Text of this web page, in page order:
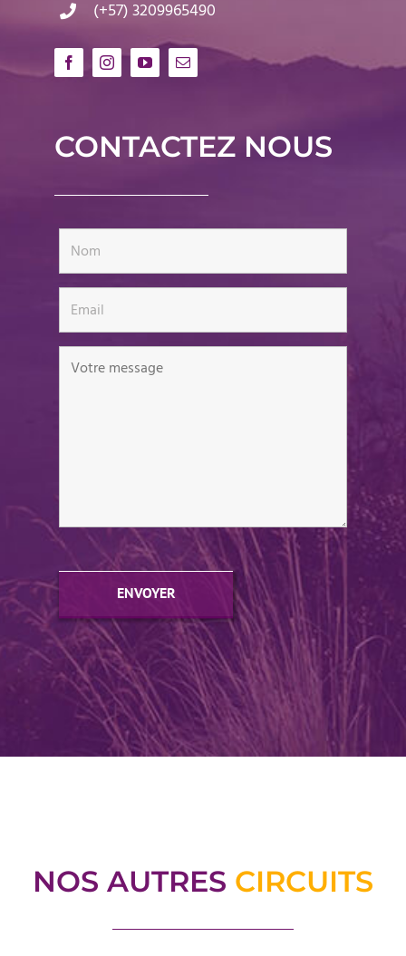
(+57) 3209965490
CONTACTEZ NOUS
NOS AUTRES CIRCUITS